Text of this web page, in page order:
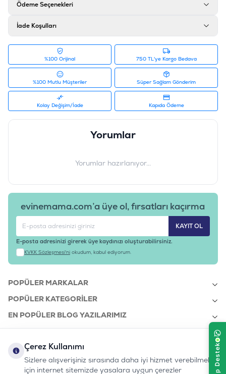
karnitin 131 mg/kg, manganez 78 mg/kg, çinko 46 mg/kg, demir
Ürün Filtreleri
Barkod
:
4004218139831
Tedarikçi Ürün Kodu
Ödeme Seçenekleri
İade Koşulları
%100 Orijinal 750 TL'ye Kargo Bedava
%100 Mutlu Müşteriler Süper Sağlam Gönderim
Kolay Değişim/İade Kapıda Ödeme
Yorumlar
Yorumlar hazırlanıyor...
evinemama.com’a üye ol, fırsatları kaçırma
KAYIT OL
E-posta adresinizi girerek üye kaydınızı oluşturabilirsiniz.
KVKK Sözleşmesi'ni okudum, kabul ediyorum.
POPÜLER MARKALAR
POPÜLER KATEGORILER
EN POPÜLER BLOG YAZILARIMIZ
KURUMSAL
Çerez Kullanımı
Sizlere alışverişiniz sırasında daha iyi hizmet verebilmek
için internet sitemizde yasalara uygun çerezler